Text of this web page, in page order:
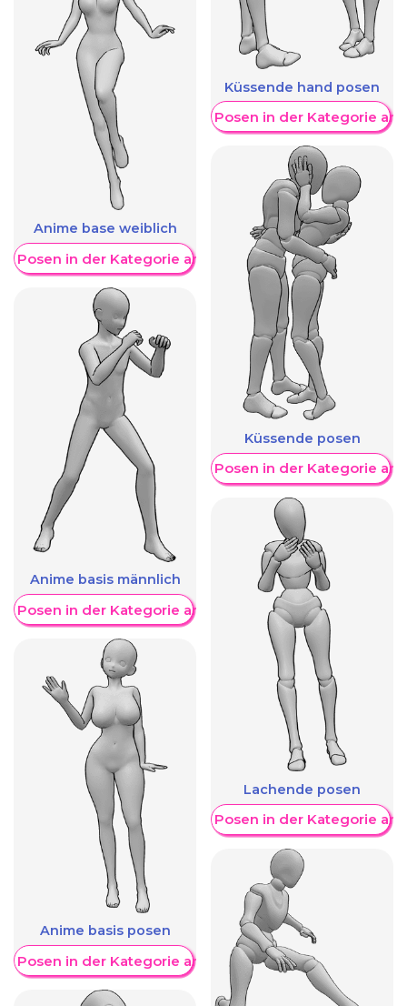
Anime base weiblich
Posen in der Kategorie anzeigen
Anime basis männlich
Posen in der Kategorie anzeigen
Anime basis posen
Posen in der Kategorie anzeigen
Küssende hand posen
Weitere Posen in der Kategorie
Küssende posen
Weitere Posen in der Kategorie
Lachende posen
Weitere Posen in der Kategorie